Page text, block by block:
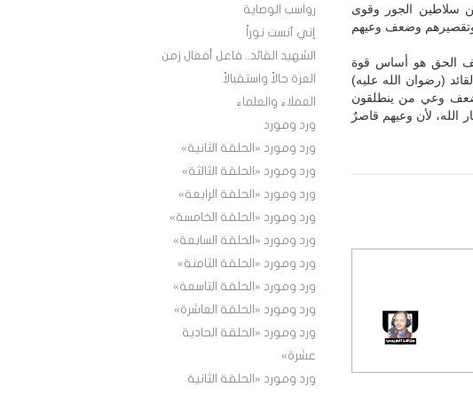
رواسب الوصاية
إني آنست نوراً
الشهيد القائد.. فاعل أفعال زمن
العزة حالاً واستقبالاً
العملاء والعلماء
ورد ومورد
ورد ومورد «الحلقة الثانية»
ورد ومورد «الحلقة الثالثة»
ورد ومورد «الحلقة الرابعة»
ورد ومورد «الحلقة الخامسة»
ورد ومورد «الحلقة السابعة»
ورد ومورد «الحلقة الثامنة»
ورد ومورد «الحلقة التاسعة»
ورد ومورد «الحلقة العاشرة»
ورد ومورد «الحلقة الحادية
عشرة»
ورد ومورد «الحلقة الثانية
سلاطين الجور وقوى
وتقصيرهم وضعف وعيهم
الحق هو أساس قوة
(رضوان الله عليه)
ضعف وعي من ينطلقون
الله، لأن وعيهم قاصرٌ